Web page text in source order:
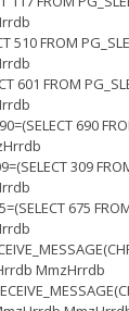
510 FROM
601 FROM
690
309
675
MmzHrrdb